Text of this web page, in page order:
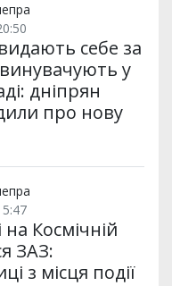
себе за
у
дніпрян
про нову
на Космічній
ЗАЗ:
з місця події